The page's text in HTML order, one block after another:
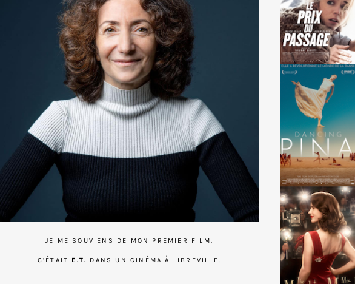
JE ME SOUVIENS DE MON PREMIER FILM.
C’ÉTAIT E.T. DANS UN CINÉMA À LIBREVILLE.